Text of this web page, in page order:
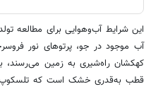
این شرایط آب‌وهوایی برای مطالعه
آب موجود در جو، پرتوهای نور
کهکشان راه‌شیری به زمین
قطب به‌قدری خشک است که تلسکوپ‌ها